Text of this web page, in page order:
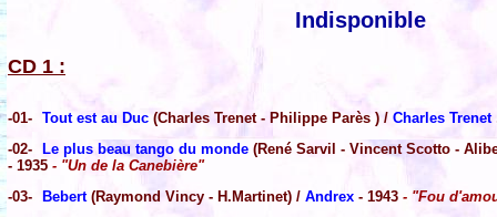
Indisponible
CD 1 :
-01- Tout est au Duc (Charles Trenet - Philippe Parès ) / Charles Trenet
-02- Le plus beau tango du monde (René Sarvil - Vincent Scotto -
- 1935 - "Un de la Canebière"
-03- Bebert(Raymond Vincy - H.Martinet) / Andrex - 1943 - "Fou